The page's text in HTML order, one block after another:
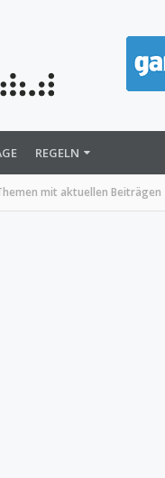
mit aktuellen Beiträgen
REGELN